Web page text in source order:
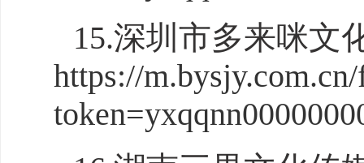
15.深圳市多来咪文
https://